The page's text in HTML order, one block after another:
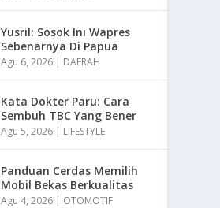
Yusril: Sosok Ini Wapres
Sebenarnya Di Papua
Agu 6, 2026 | DAERAH
Kata Dokter Paru: Cara
Sembuh TBC Yang Bener
Agu 5, 2026 | LIFESTYLE
Panduan Cerdas Memilih
Mobil Bekas Berkualitas
Agu 4, 2026 | OTOMOTIF